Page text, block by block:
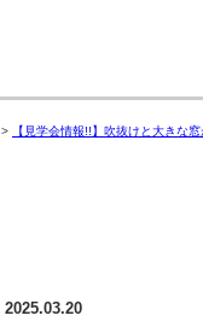
> 【見学会情報!!】吹抜けと大きな
2025.03.20